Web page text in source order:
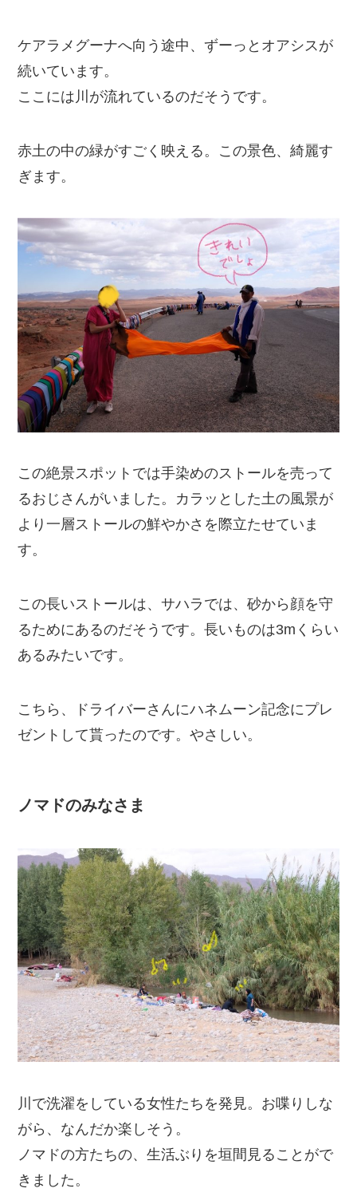
ケアラメグーナへ向う途中、ずーっとオアシスが
続いています。
ここには川が流れているのだそうです。
赤土の中の緑がすごく映える。この景色、綺麗す
ぎます。
この絶景スポットでは手染めのストールを売って
るおじさんがいました。カラッとした土の風景が
より一層ストールの鮮やかさを際立たせていま
す。
この長いストールは、サハラでは、砂から顔を守
るためにあるのだそうです。長いものは3mくらい
あるみたいです。
こちら、ドライバーさんにハネムーン記念にプレ
ゼントして貰ったのです。やさしい。
ノマドのみなさま
川で洗濯をしている女性たちを発見。お喋りしな
がら、なんだか楽しそう。
ノマドの方たちの、生活ぶりを垣間見ることがで
きました。